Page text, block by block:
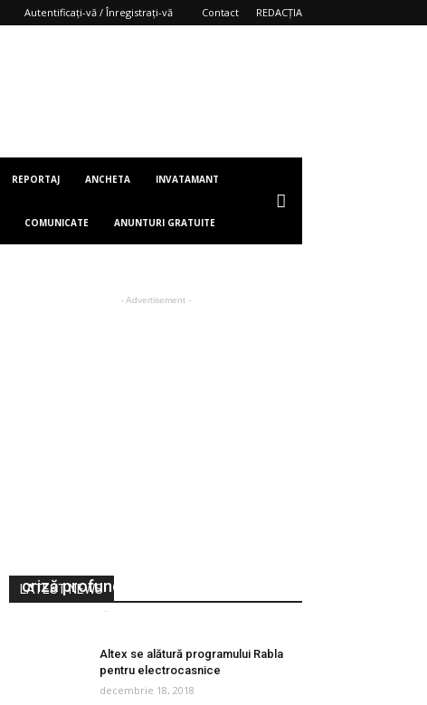
Autentificați-vă / Înregistrați-vă Contact REDACȚIA
REPORTAJ ANCHETA INVATAMANT
COMUNICATE ANUNTURI GRATUITE
- Advertisement -
LATEST NEWS
criză profundă
-
Altex se alătură programului Rabla
pentru electrocasnice
decembrie 18, 2018